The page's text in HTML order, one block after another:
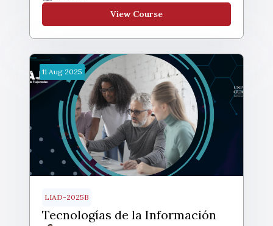
View Course
11 Aug 2025
LIAD-2025B
Tecnologías de la Información